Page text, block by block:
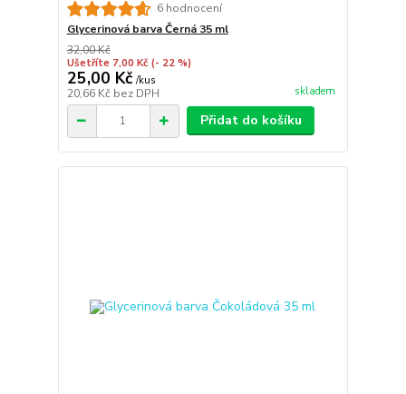
6 hodnocení
Glycerinová barva Černá 35 ml
32,00 Kč
Ušetříte 7,00 Kč (- 22 %)
25,00 Kč /kus
20,66 Kč bez DPH skladem
Přidat do košíku